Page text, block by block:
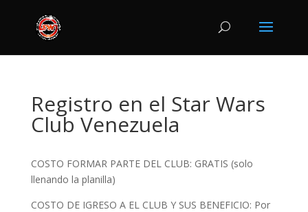
Registro en el Star Wars
Club Venezuela
COSTO FORMAR PARTE DEL CLUB: GRATIS (solo
llenando la planilla)
COSTO DE IGRESO A EL CLUB Y SUS BENEFICIO: Por